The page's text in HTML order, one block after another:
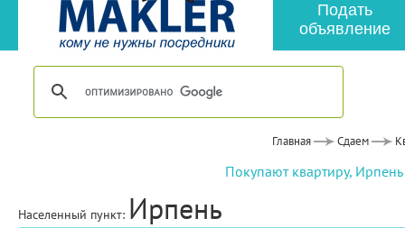
Подать
объявление
Главная Сдаем
Покупают квартиру, Ирпень
Населенный пункт: Ирпень